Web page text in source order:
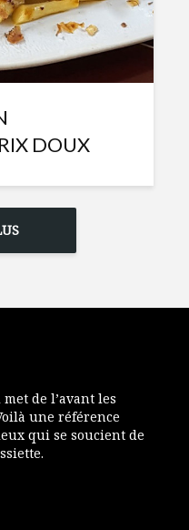
DOUX
de l’avant les
une référence
qui se soucient de